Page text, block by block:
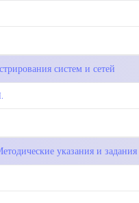
систем и сетей
указания и